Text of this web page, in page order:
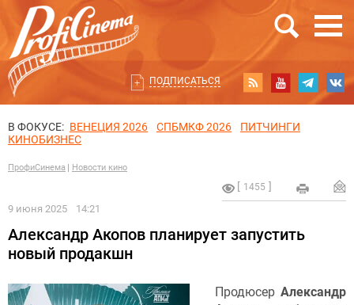
ПОДПИСАТЬСЯ
В ФОКУСЕ: ВЕНЕЦИЯ 2026 СПБМКФ 2026
ПИТЧИНГИ
КИНОБИЗНЕС
ПрофиСинема Новости кино
1455
9 июня 2025 14:21
Александр Акопов планирует запустить
новый продакшн
Продюсер Александр